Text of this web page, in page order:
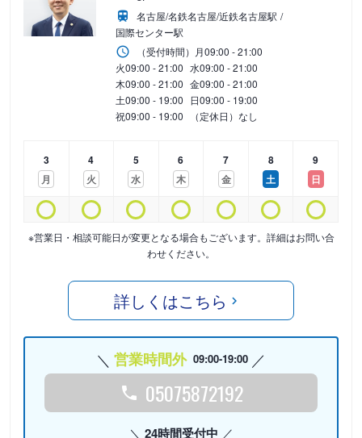
名古屋/名鉄名古屋/近鉄名古屋駅
国際センター駅
（受付時間） 月09:00 - 21:00
火09:00 - 21:00 水09:00 - 21:00
木09:00 - 21:00 金09:00 - 21:00
土09:00 - 19:00 日09:00 - 19:00
祝09:00 - 19:00 （定休日）なし
3
月
4
火
5
水
6
木
7
金
8
土
9
日
※営業日・相談可能日が変更となる場合もございます。詳細はお問い合
わせください。
詳しくはこちら
営業時間外 09:00-19:00
05075872192
24時間受付中